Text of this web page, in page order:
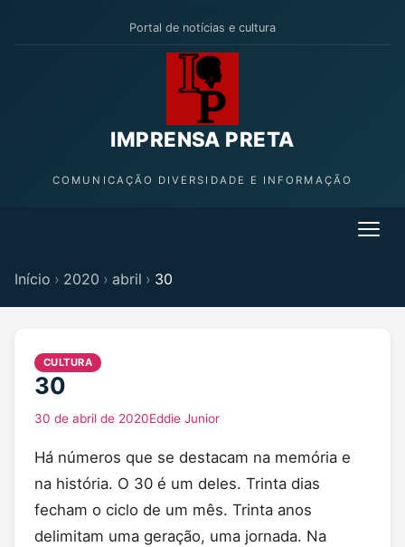
Portal de notícias e cultura
IMPRENSA PRETA
COMUNICAÇÃO DIVERSIDADE E INFORMAÇÃO
Início › 2020 › abril › 30
CULTURA
30
30 de abril de 2020Eddie Junior
Há números que se destacam na memória e
na história. O 30 é um deles. Trinta dias
fecham o ciclo de um mês. Trinta anos
delimitam uma geração, uma jornada. Na